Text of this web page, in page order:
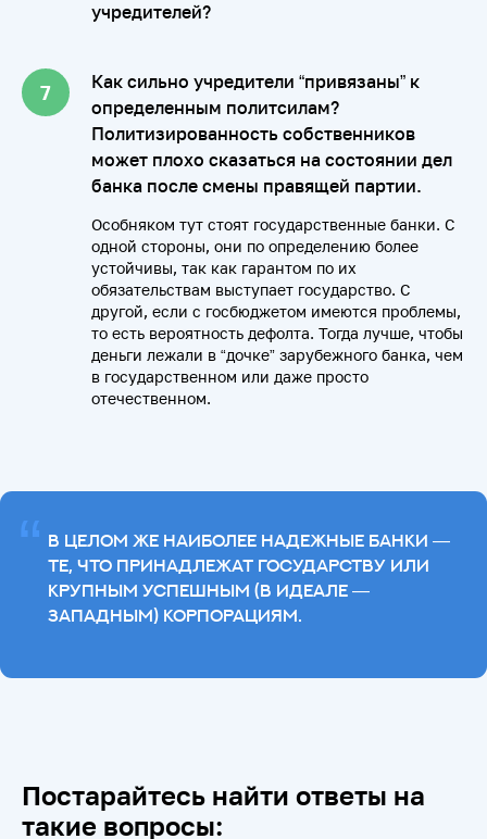
учредителей?
Как сильно учредители “привязаны” к
определенным политсилам?
Политизированность собственников
может плохо сказаться на состоянии дел
банка после смены правящей партии.
Особняком тут стоят государственные банки. С
одной стороны, они по определению более
устойчивы, так как гарантом по их
обязательствам выступает государство. С
другой, если с госбюджетом имеются проблемы,
то есть вероятность дефолта. Тогда лучше, чтобы
деньги лежали в “дочке” зарубежного банка, чем
в государственном или даже просто
отечественном.
“ В ЦЕЛОМ ЖЕ НАИБОЛЕЕ НАДЕЖНЫЕ БАНКИ —
ТЕ, ЧТО ПРИНАДЛЕЖАТ ГОСУДАРСТВУ ИЛИ
КРУПНЫМ УСПЕШНЫМ (В ИДЕАЛЕ —
ЗАПАДНЫМ) КОРПОРАЦИЯМ.
Постарайтесь найти ответы на
такие вопросы: